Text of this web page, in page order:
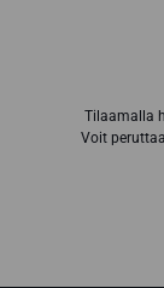
Tilaamalla
Voit